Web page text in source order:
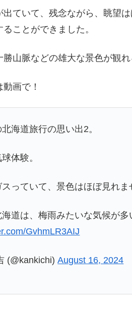
出ていて、残念ながら、眺望
ことができました。
山脈などの雄大な景色が観れ
画で！
海道旅行の思い出2。
体験。
っていて、景色はほぼ見れま
道は、梅雨みたいな気候が多
GvhmLR3AIJ
(@kankichi)August 16, 2024